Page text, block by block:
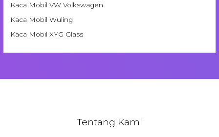
Kaca Mobil VW Volkswagen
Kaca Mobil Wuling
Kaca Mobil XYG Glass
Tentang Kami